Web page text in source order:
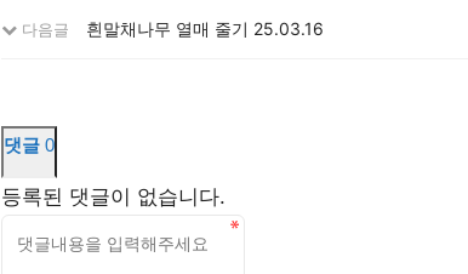
다음글 흰말채나무 열매 줄기 25.03.16
댓글 0
등록된 댓글이 없습니다.